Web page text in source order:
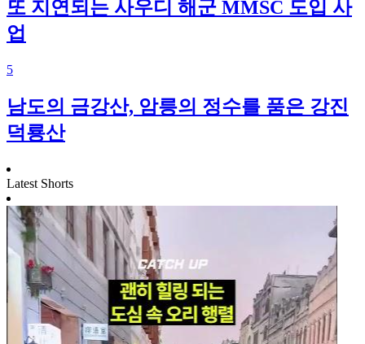
또 지연되는 사우디 해군 MMSC 도입 사
업
5
남도의 금강산, 암릉의 정수를 품은 강진
덕룡산
Latest Shorts